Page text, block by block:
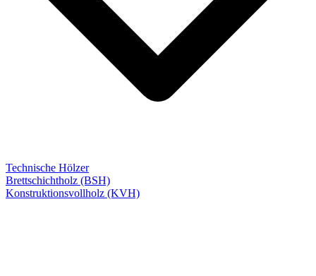
Technische Hölzer
Brettschichtholz (BSH)
Konstruktionsvollholz (KVH)